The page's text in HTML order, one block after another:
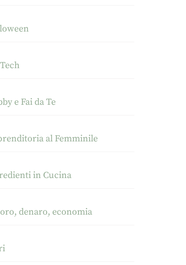
e Fai da Te
al Femminile
in Cucina
denaro, economia